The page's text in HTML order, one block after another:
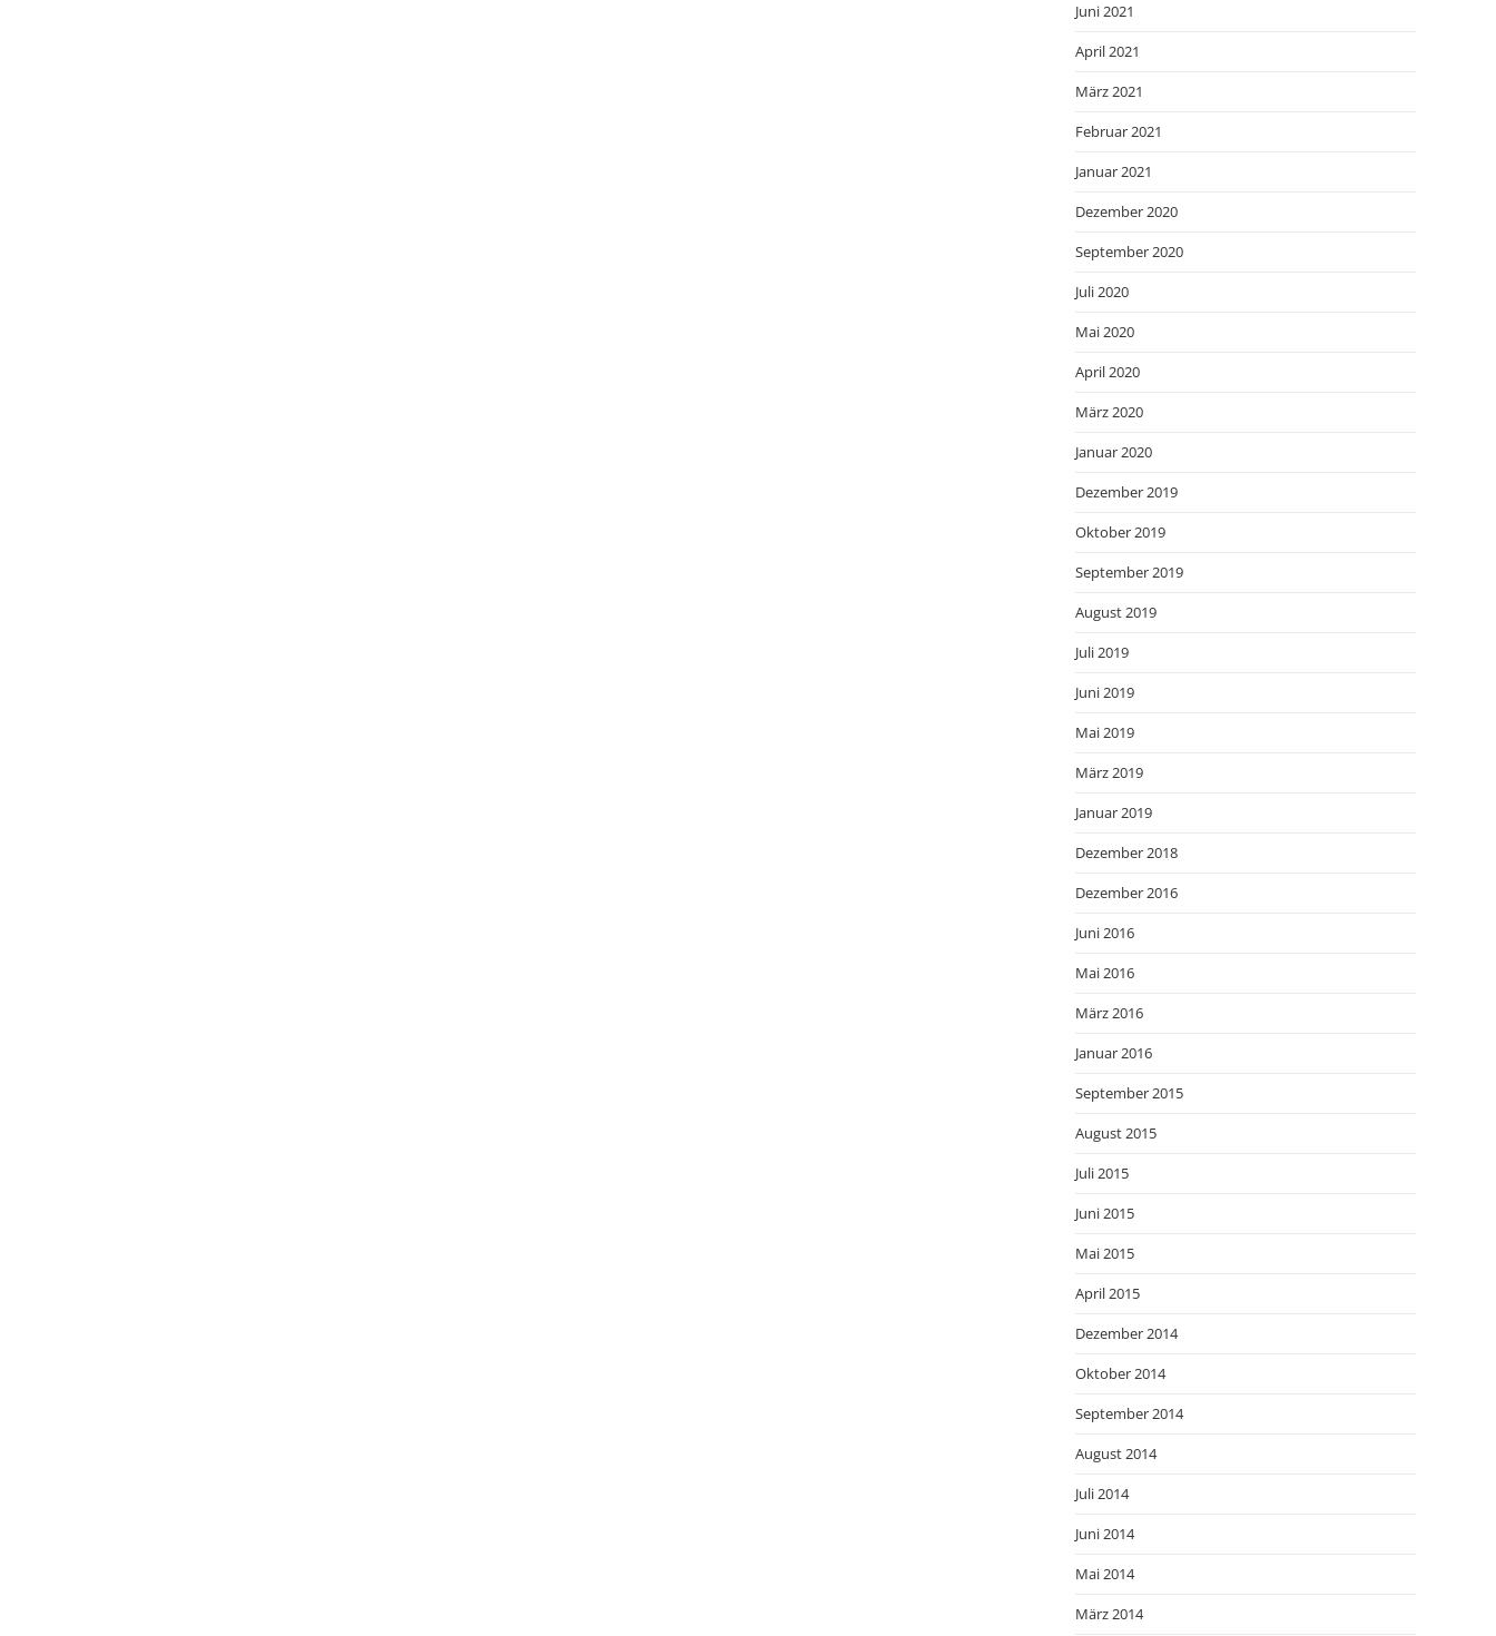
Juni 2021
April 2021
März 2021
Februar 2021
Januar 2021
Dezember 2020
September 2020
Juli 2020
Mai 2020
April 2020
März 2020
Januar 2020
Dezember 2019
Oktober 2019
September 2019
August 2019
Juli 2019
Juni 2019
Mai 2019
März 2019
Januar 2019
Dezember 2018
Dezember 2016
Juni 2016
Mai 2016
März 2016
Januar 2016
September 2015
August 2015
Juli 2015
Juni 2015
Mai 2015
April 2015
Dezember 2014
Oktober 2014
September 2014
August 2014
Juli 2014
Juni 2014
Mai 2014
März 2014